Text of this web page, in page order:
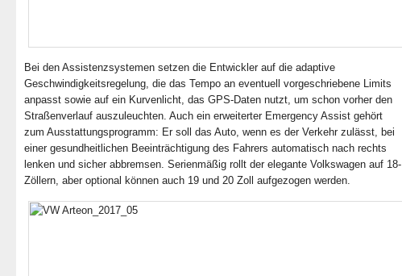
Bei den Assistenzsystemen setzen die Entwickler auf die adaptive
Geschwindigkeitsregelung, die das Tempo an eventuell vorgeschriebene Limits
anpasst sowie auf ein Kurvenlicht, das GPS-Daten nutzt, um schon vorher den
Straßenverlauf auszuleuchten. Auch ein erweiterter Emergency Assist gehört
zum Ausstattungsprogramm: Er soll das Auto, wenn es der Verkehr zulässt, bei
einer gesundheitlichen Beeinträchtigung des Fahrers automatisch nach rechts
lenken und sicher abbremsen. Serienmäßig rollt der elegante Volkswagen auf 18-
Zöllern, aber optional können auch 19 und 20 Zoll aufgezogen werden.